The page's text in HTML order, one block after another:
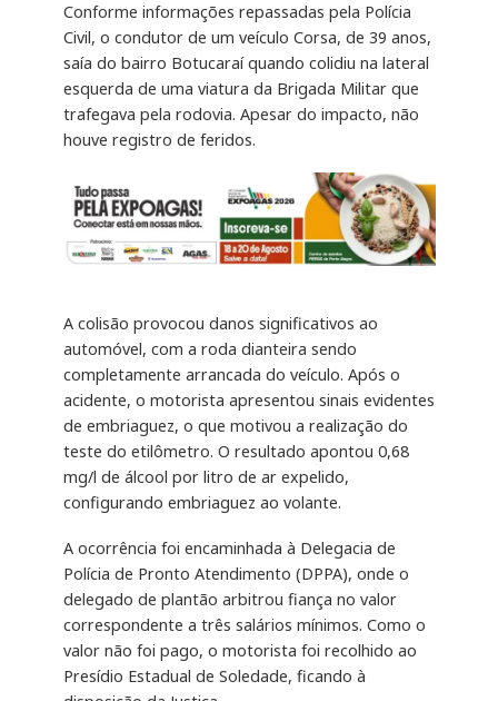
Conforme informações repassadas pela Polícia
Civil, o condutor de um veículo Corsa, de 39 anos,
saía do bairro Botucaraí quando colidiu na lateral
esquerda de uma viatura da Brigada Militar que
trafegava pela rodovia. Apesar do impacto, não
houve registro de feridos.
A colisão provocou danos significativos ao
automóvel, com a roda dianteira sendo
completamente arrancada do veículo. Após o
acidente, o motorista apresentou sinais evidentes
de embriaguez, o que motivou a realização do
teste do etilômetro. O resultado apontou 0,68
mg/l de álcool por litro de ar expelido,
configurando embriaguez ao volante.
A ocorrência foi encaminhada à Delegacia de
Polícia de Pronto Atendimento (DPPA), onde o
delegado de plantão arbitrou fiança no valor
correspondente a três salários mínimos. Como o
valor não foi pago, o motorista foi recolhido ao
Presídio Estadual de Soledade, ficando à